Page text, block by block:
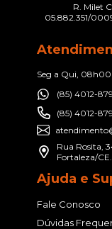
R. Milet
05.882.351/
Seg a Qui,
(85) 4012-
(85) 4012-
Rua Rosita,
Fortaleza/CE.
Ajuda e
Fale Conosco
Dúvidas